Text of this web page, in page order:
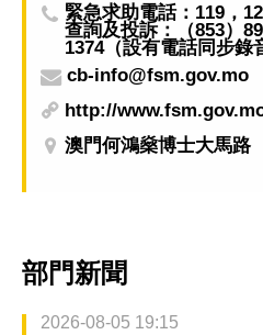
緊急求助電話：119，
查詢及投訴：（853）
1374（設有電話同步錄
cb-info@fsm.gov.mo
http://
澳門何鴻燊博士大馬路
部門新聞
2026-08-05 19:15